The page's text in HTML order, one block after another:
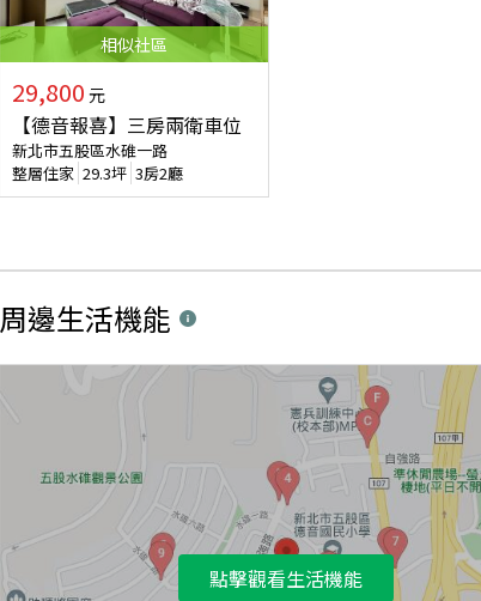
相似社區
29,800 元
【德音報喜】三房兩衛車位
新北市五股區水碓一路
整層住家 29.3坪 3房2廳
周邊生活機能
點擊觀看生活機能